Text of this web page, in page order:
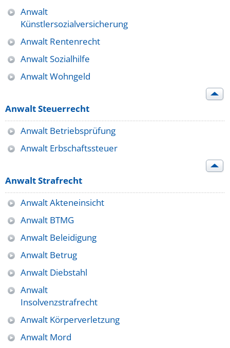
Anwalt
Künstlersozialversicherung
Anwalt Rentenrecht
Anwalt Sozialhilfe
Anwalt Wohngeld
Anwalt Steuerrecht
Anwalt Betriebsprüfung
Anwalt Erbschaftssteuer
Anwalt Strafrecht
Anwalt Akteneinsicht
Anwalt BTMG
Anwalt Beleidigung
Anwalt Betrug
Anwalt Diebstahl
Anwalt
Insolvenzstrafrecht
Anwalt Körperverletzung
Anwalt Mord